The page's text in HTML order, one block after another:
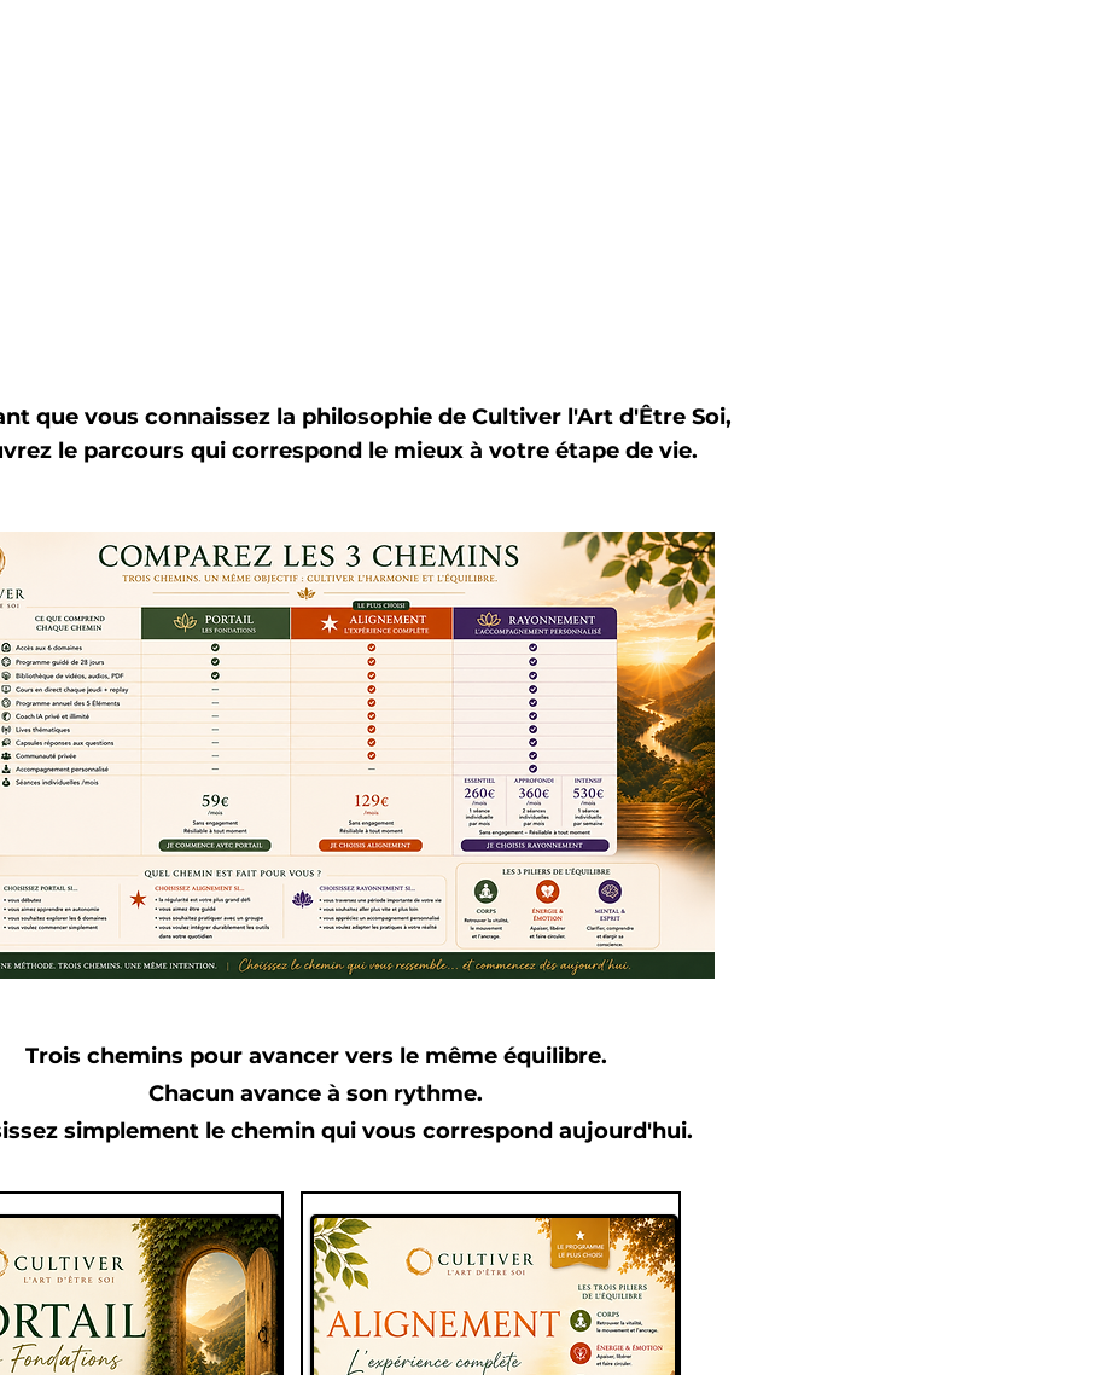
que vous connaissez la philosophie de Cultiver l'Art d'Être Soi,
le parcours qui correspond le mieux à votre étape de vie.
Trois chemins pour avancer vers le même équilibre.
Chacun avance à son rythme.
simplement le chemin qui vous correspond aujourd'hui.